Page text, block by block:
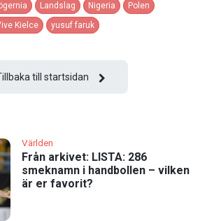
Landslag Nigeria
Polen
Kielce yusuf faruk
Tillbaka till startsidan
Världen
Från arkivet: LISTA: 286
smeknamn i handbollen – vilken
är er favorit?